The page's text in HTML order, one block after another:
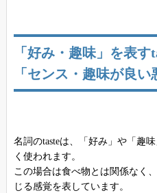
「好み・趣味」を表
「センス・趣味が良い
名詞のtasteは、「好み」や「趣
く使われます。
この場合は食べ物とは関係なく
じる感覚を表しています。